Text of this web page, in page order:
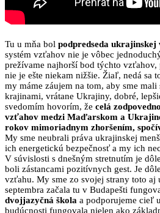
Tu u mňa bol podpredseda ukrajinskej
systém vzťahov nie je vôbec
prežívame najhorší bod týchto
nie je ešte niekam nižšie. Žiaľ, nedá sa
my máme záujem na tom, aby sme
krajinami, vrátane Ukrajiny, dobré,
svedomím hovorím, že celá
vzťahov medzi Maďarskom a
rokov mimoriadnym zhoršením,
My sme neubrali práva ukrajinskej
ich energetickú bezpečnosť a my ich
V súvislosti s dnešným stretnutím je
boli zástancami pozitívnych gest. Je
vzťahu. My sme zo svojej strany toto aj
septembra začala tu v Budapešti
dvojjazyčná škola a podporujeme cieľ
budúcnosti fungovala nielen ako